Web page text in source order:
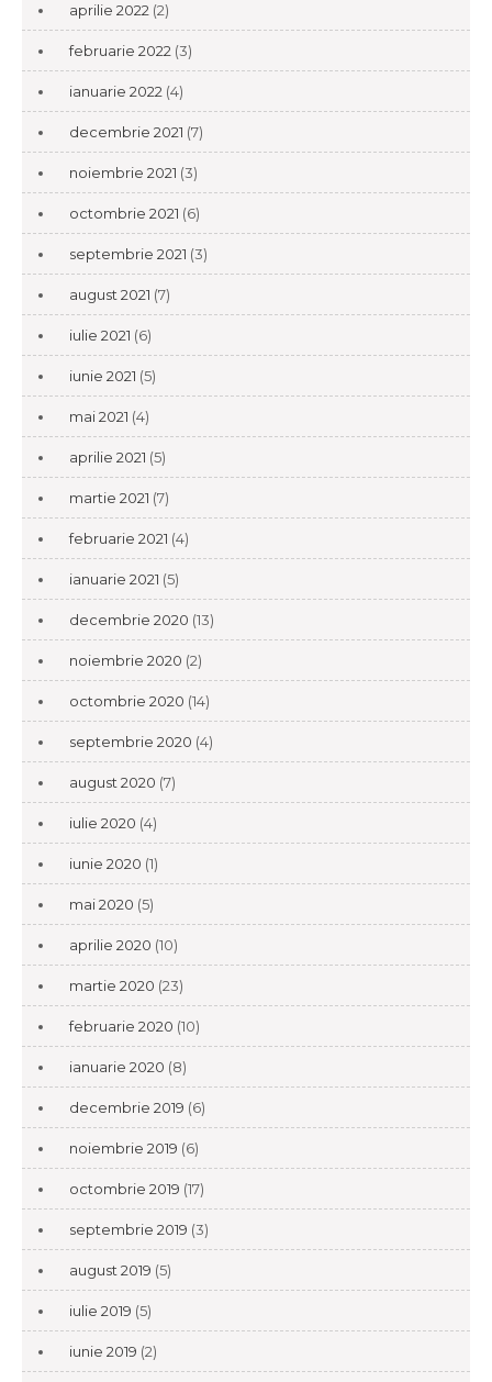
aprilie 2022 (2)
februarie 2022 (3)
ianuarie 2022 (4)
decembrie 2021 (7)
noiembrie 2021 (3)
octombrie 2021 (6)
septembrie 2021 (3)
august 2021 (7)
iulie 2021 (6)
iunie 2021 (5)
mai 2021 (4)
aprilie 2021 (5)
martie 2021 (7)
februarie 2021 (4)
ianuarie 2021 (5)
decembrie 2020 (13)
noiembrie 2020 (2)
octombrie 2020 (14)
septembrie 2020 (4)
august 2020 (7)
iulie 2020 (4)
iunie 2020 (1)
mai 2020 (5)
aprilie 2020 (10)
martie 2020 (23)
februarie 2020 (10)
ianuarie 2020 (8)
decembrie 2019 (6)
noiembrie 2019 (6)
octombrie 2019 (17)
septembrie 2019 (3)
august 2019 (5)
iulie 2019 (5)
iunie 2019 (2)